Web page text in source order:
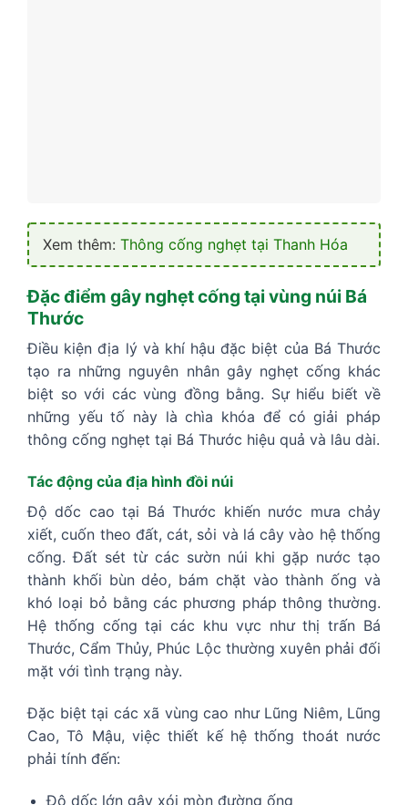
Xem thêm: Thông cống nghẹt tại Thanh Hóa
Đặc điểm gây nghẹt cống tại vùng núi Bá
Thước
Điều kiện địa lý và khí hậu đặc biệt của Bá Thước
tạo ra những nguyên nhân gây nghẹt cống khác
biệt so với các vùng đồng bằng. Sự hiểu biết về
những yếu tố này là chìa khóa để có giải pháp
thông cống nghẹt tại Bá Thước hiệu quả và lâu dài.
Tác động của địa hình đồi núi
Độ dốc cao tại Bá Thước khiến nước mưa chảy
xiết, cuốn theo đất, cát, sỏi và lá cây vào hệ thống
cống. Đất sét từ các sườn núi khi gặp nước tạo
thành khối bùn dẻo, bám chặt vào thành ống và
khó loại bỏ bằng các phương pháp thông thường.
Hệ thống cống tại các khu vực như thị trấn Bá
Thước, Cẩm Thủy, Phúc Lộc thường xuyên phải đối
mặt với tình trạng này.
Đặc biệt tại các xã vùng cao như Lũng Niêm, Lũng
Cao, Tô Mậu, việc thiết kế hệ thống thoát nước
phải tính đến:
Độ dốc lớn gây xói mòn đường ống